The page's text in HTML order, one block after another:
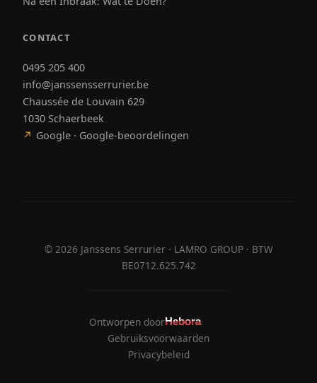
CONTACT
0495 205 400
info@janssensserrurier.be
Chaussée de Louvain 629
1030 Schaerbeek
↗ Google · Google-beoordelingen
© 2026 Janssens Serrurier · LAMRO GROUP · BTW
BE0712.625.742
Ontworpen doorHebora
Hebora
Gebruiksvoorwaarden
Privacybeleid